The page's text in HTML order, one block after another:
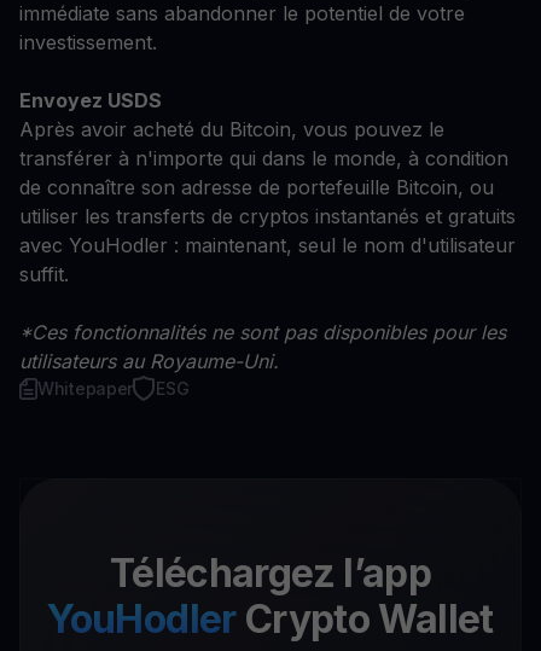
immédiate sans abandonner le potentiel de votre
investissement.
Envoyez USDS
Après avoir acheté du Bitcoin, vous pouvez le
transférer à n'importe qui dans le monde, à condition
de connaître son adresse de portefeuille Bitcoin, ou
utiliser les transferts de cryptos instantanés et gratuits
avec YouHodler : maintenant, seul le nom d'utilisateur
suffit.
*Ces fonctionnalités ne sont pas disponibles pour les
utilisateurs au Royaume-Uni.
Whitepaper ESG
Téléchargez l’app
YouHodler Crypto Wallet